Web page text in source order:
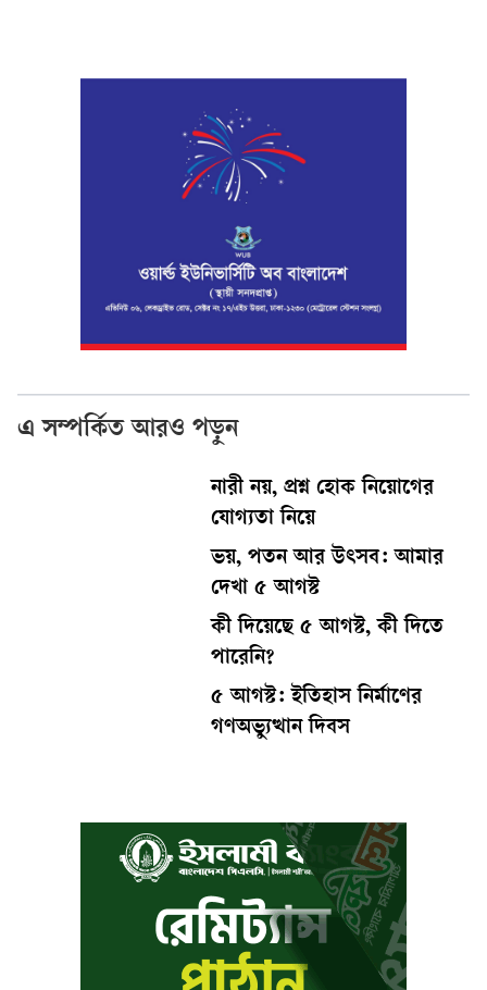
এ সম্পর্কিত আরও পড়ুন
নারী নয়, প্রশ্ন হোক নিয়োগের
যোগ্যতা নিয়ে
ভয়, পতন আর উৎসব: আমার
দেখা ৫ আগস্ট
কী দিয়েছে ৫ আগস্ট, কী দিতে
পারেনি?
৫ আগস্ট: ইতিহাস নির্মাণের
গণঅভ্যুত্থান দিবস